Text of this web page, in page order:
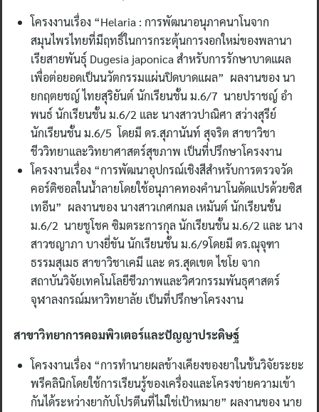
โครงงานเรื่อง “Helaria : การพัฒนาอนุภาคนาโนจาก
สมุนไพรไทยที่มีฤทธิ์ในการกระตุ้นการงอกใหม่ของพลานา
เรียสายพันธุ์ Dugesia japonica สําหรับการรักษาบาดแผล
เพื่อต่อยอดเป็นนวัตกรรมแผ่นปิดบาดแผล” ผลงานของ นา
ยกฤตยชญ์ ไทยสุริยันต์ นักเรียนชั้น ม.6/7 นายปราชญ์ อํา
พนธ์ นักเรียนชั้น ม.6/2 และ นางสาวปาณิศา สว่างสุรีย์
นักเรียนชั้น ม.6/5 โดยมี ดร.สุภานันท์ สุจริต สาขาวิชา
ชีววิทยาและวิทยาศาสตร์สุขภาพ เป็นที่ปรึกษาโครงงาน
โครงงานเรื่อง “การพัฒนาอุปกรณ์เชิงสีสําหรับการตรวจวัด
คอร์ติซอลในน้ําลายโดยใช้อนุภาคทองคํานาโนดัดแปรด้วยซิส
เทอีน” ผลงานของ นางสาวเกศกมล เหมันต์ นักเรียนชั้น
ม.6/2 นายชูโชค ซิมตระการกุล นักเรียนชั้น ม.6/2 และ นาง
สาวชญาภา บางยี่ขัน นักเรียนชั้น ม.6/9โดยมี ดร.ณุจุฑา
ธรรมสุเมธ สาขาวิชาเคมี และ ดร.สุดเขต ไชโย จาก
สถาบันวิจัยเทคโนโลยีชีวภาพและวิศวกรรมพันธุศาสตร์
จุฬาลงกรณ์มหาวิทยาลัย เป็นที่ปรึกษาโครงงาน
สาขาวิทยาการคอมพิวเตอร์และปัญญาประดิษฐ์
โครงงานเรื่อง “การทํานายผลข้างเคียงของยาในขั้นวิจัยระยะ
พรีคลินิกโดยใช้การเรียนรู้ของเครื่องและโครงข่ายความเข้า
กันได้ระหว่างยากับโปรตีนที่ไม่ใช่เป้าหมาย” ผลงานของ นาย